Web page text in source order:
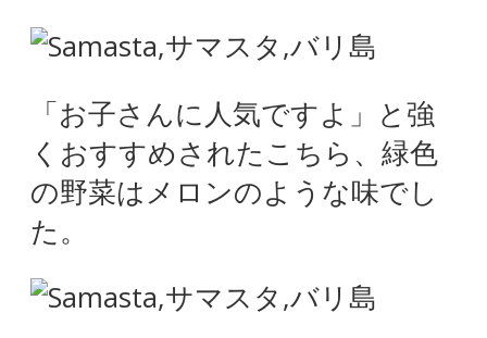
「お子さんに人気ですよ」と強
くおすすめされたこちら、緑色
の野菜はメロンのような味でし
た。